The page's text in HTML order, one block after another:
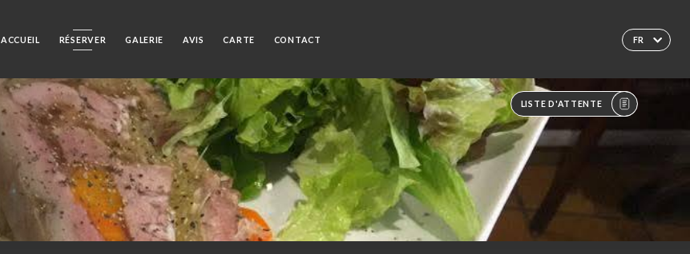
FR
ACCUEIL RÉSERVER GALERIE AVIS CARTE CONTACT
LISTE D'ATTENTE